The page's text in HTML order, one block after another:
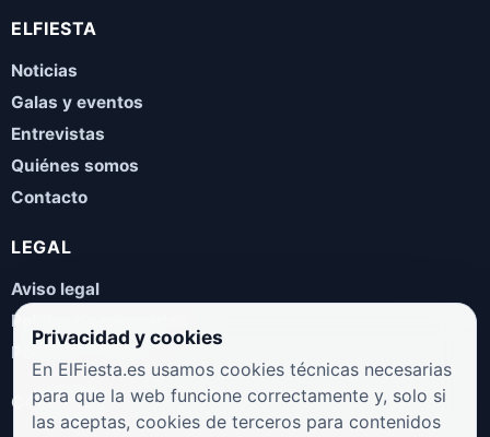
ELFIESTA
Noticias
Galas y eventos
Entrevistas
Quiénes somos
Contacto
LEGAL
Aviso legal
Política de privacidad
Política de cookies
COLABORA
Privacidad y cookies
En ElFiesta.es usamos cookies técnicas necesarias
para que la web funcione correctamente y, solo si
las aceptas, cookies de terceros para contenidos